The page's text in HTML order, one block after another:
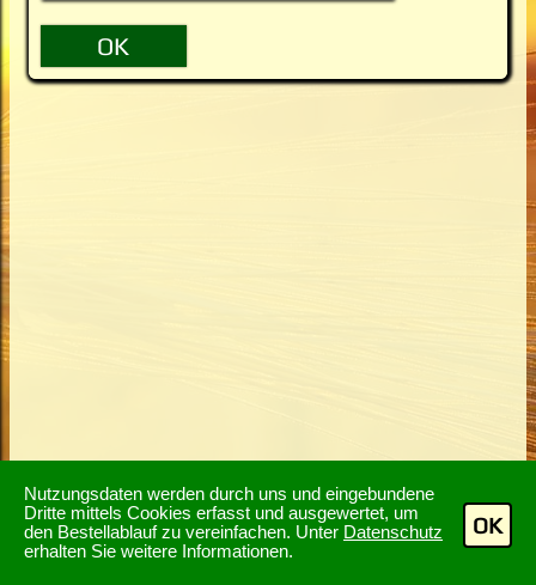
Nutzungsdaten werden durch uns und eingebundene
Dritte mittels Cookies erfasst und ausgewertet, um
den Bestellablauf zu vereinfachen. Unter Datenschutz
erhalten Sie weitere Informationen.
OK